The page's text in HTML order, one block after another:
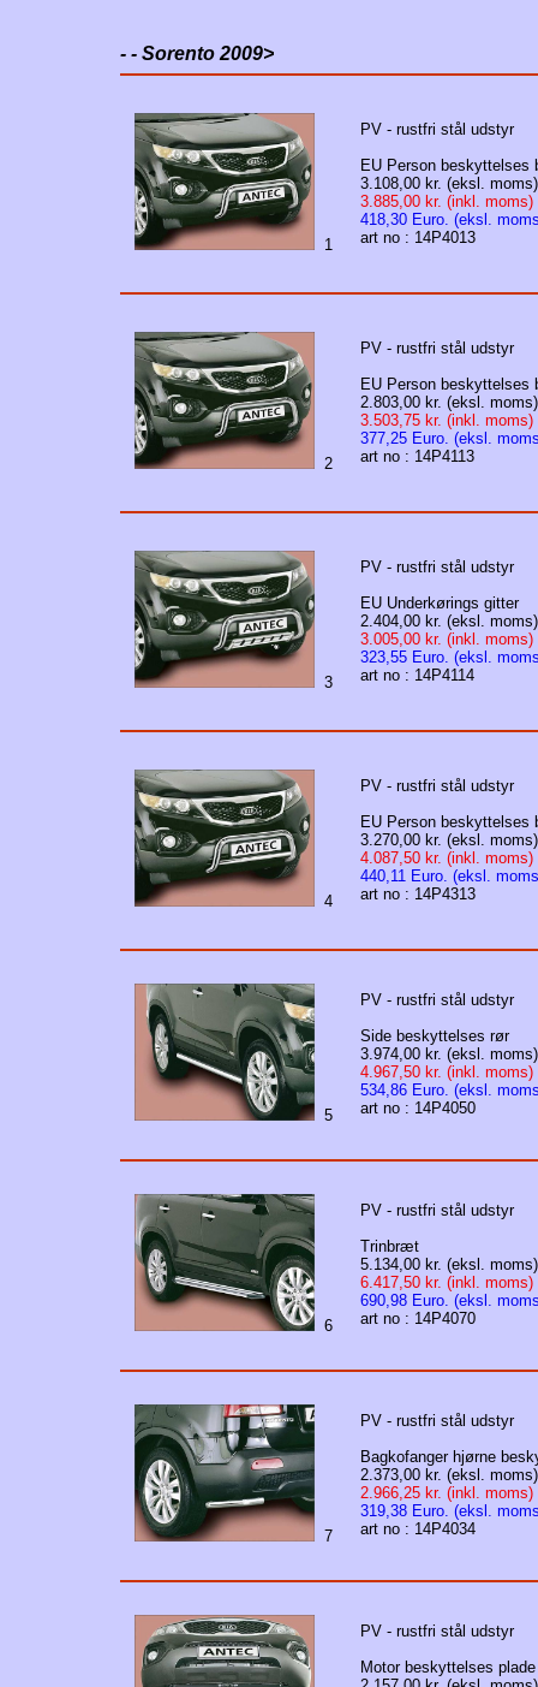
- - Sorento 2009>
1
PV - rustfri stål udstyr
EU Person beskyttelses
3.108,00 kr. (eksl. moms)
3.885,00 kr. (inkl. moms)
418,30 Euro. (eksl.
art no : 14P4013
2
PV - rustfri stål udstyr
EU Person beskyttelses
2.803,00 kr. (eksl. moms)
3.503,75 kr. (inkl. moms)
377,25 Euro. (eksl.
art no : 14P4113
3
PV - rustfri stål udstyr
EU Underkørings gitter
2.404,00 kr. (eksl. moms)
3.005,00 kr. (inkl. moms)
323,55 Euro. (eksl.
art no : 14P4114
4
PV - rustfri stål udstyr
EU Person beskyttelses
3.270,00 kr. (eksl. moms)
4.087,50 kr. (inkl. moms)
440,11 Euro. (eksl.
art no : 14P4313
5
PV - rustfri stål udstyr
Side beskyttelses rør
3.974,00 kr. (eksl. moms)
4.967,50 kr. (inkl. moms)
534,86 Euro. (eksl.
art no : 14P4050
6
PV - rustfri stål udstyr
Trinbræt
5.134,00 kr. (eksl. moms)
6.417,50 kr. (inkl. moms)
690,98 Euro. (eksl.
art no : 14P4070
7
PV - rustfri stål udstyr
Bagkofanger hjørne
2.373,00 kr. (eksl. moms)
2.966,25 kr. (inkl. moms)
319,38 Euro. (eksl.
art no : 14P4034
PV - rustfri stål udstyr
Motor beskyttelses plade